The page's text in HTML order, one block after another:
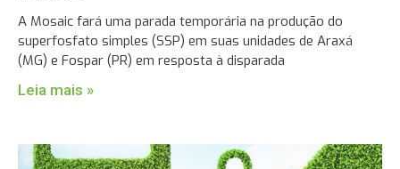
A Mosaic fará uma parada temporária na produção do
superfosfato simples (SSP) em suas unidades de Araxá
(MG) e Fospar (PR) em resposta à disparada
Leia mais »